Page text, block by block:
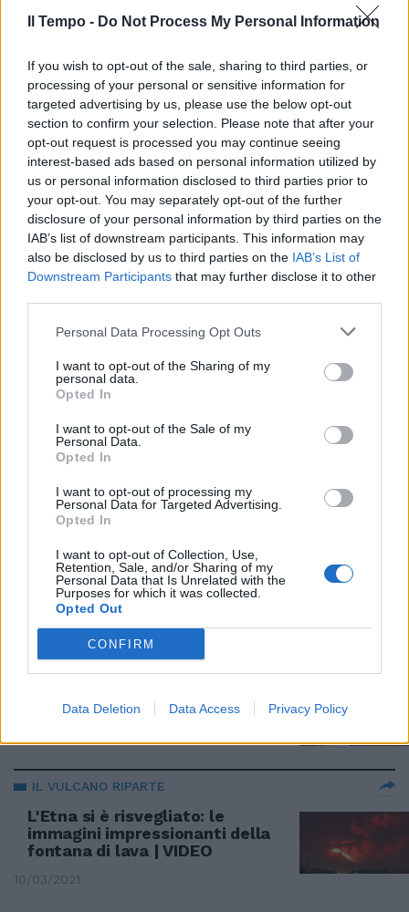
Il Tempo - Do Not Process My Personal Information
If you wish to opt-out of the sale, sharing to third parties, or
processing of your personal or sensitive information for
targeted advertising by us, please use the below opt-out
section to confirm your selection. Please note that after your
opt-out request is processed you may continue seeing
interest-based ads based on personal information utilized by
us or personal information disclosed to third parties prior to
your opt-out. You may separately opt-out of the further
disclosure of your personal information by third parties on the
IAB’s list of downstream participants. This information may
also be disclosed by us to third parties on the IAB’s List of
Downstream Participants that may further disclose it to other
Personal Data Processing Opt Outs
I want to opt-out of the Sharing of my
personal data.
Opted In
I want to opt-out of the Sale of my
Personal Data.
Opted In
I want to opt-out of processing my
Personal Data for Targeted Advertising.
Opted In
I want to opt-out of Collection, Use,
Retention, Sale, and/or Sharing of my
Personal Data that Is Unrelated with the
Purposes for which it was collected.
Opted Out
CONFIRM
Data Deletion Data Access Privacy Policy
rinunce è vertiginoso
SICILIA
Stroncato a 45 anni da una
trombosi. Inchiesta sulla morte
dopo il vaccino
05/04/2021
BUFERA IN SICILIA
Dati falsi sul Covid, si dimette
PANDEMIA
Dati falsi per evitare la zona
l'assessore alla Salute
30/03/2021
LA CRESCITA DEL PARTITO
Salvini trova cinque nuovi
ingressi nell'isola
20/03/2021
SICILIA
Carfagna. Cosa le ha chiesto
IL VULCANO RIPARTE
L'Etna si è risvegliato: le
immagini impressionanti della
fontana di lava | VIDEO
10/03/2021